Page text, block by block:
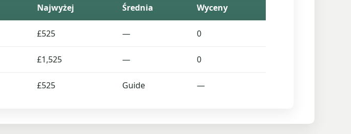
Najwyżej Średnia Wyceny
£525 — 0
£1,525 — 0
£525 Guide —